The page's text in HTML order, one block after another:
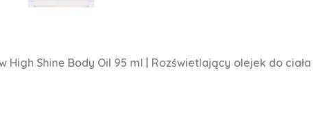
High Shine Body Oil 95 ml | Rozświetlający olejek do ciała